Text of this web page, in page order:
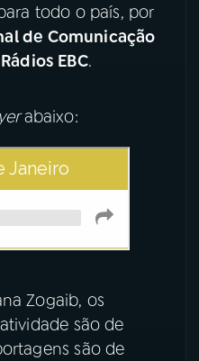
todo o país, por
de Comunicação
Rádios EBC.
abaixo:
Zogaib, os
são de
são de